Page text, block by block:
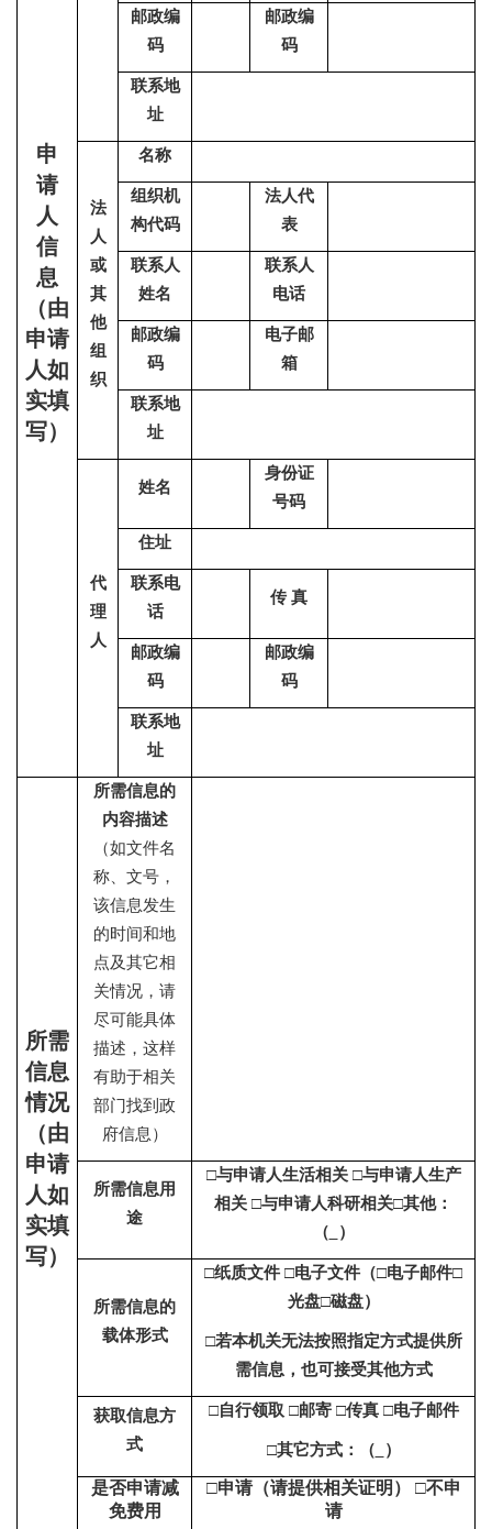
申
请
人
信
息
（由
申请
人如
实填
写）
邮政编
码
邮政编
码
联系地
址
法
人
或
其
他
组
织
名称
组织机
构代码
法人代
表
联系人
姓名
联系人
电话
邮政编
码
电子邮
箱
联系地
址
代
理
人
姓名
身份证
号码
住址
联系电
话
传 真
邮政编
码
邮政编
码
联系地
址
所需
信息
情况
（由
申请
人如
实填
写）
所需信息的
内容描述
（如文件名
称、文号，
该信息发生
的时间和地
点及其它相
关情况，请
尽可能具体
描述，这样
有助于相关
部门找到政
府信息）
所需信息用
途
□与申请人生活相关 □与申请人生产
相关 □与申请人科研相关□其他：
（
）
所需信息的
载体形式
□纸质文件 □电子文件（□电子邮件□
光盘□磁盘）
□若本机关无法按照指定方式提供所
需信息，也可接受其他方式
获取信息方
式
□自行领取 □邮寄 □传真 □电子邮件
□其它方式：（ ）
是否申请减
免费用
□申请（请提供相关证明） □不申
请